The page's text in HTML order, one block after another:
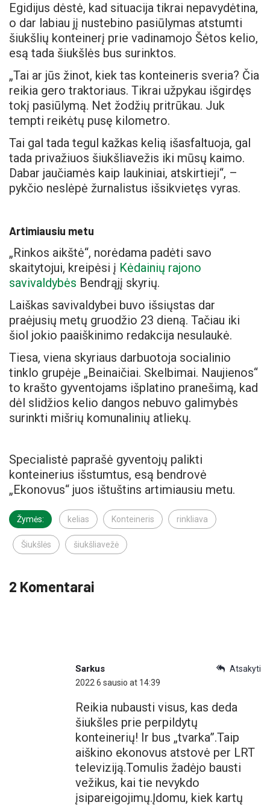
Egidijus dėstė, kad situacija tikrai nepavydėtina,
o dar labiau jį nustebino pasiūlymas atstumti
šiukšlių konteinerį prie vadinamojo Šėtos kelio,
esą tada šiukšlės bus surinktos.
„Tai ar jūs žinot, kiek tas konteineris sveria? Čia
reikia gero traktoriaus. Tikrai užpykau išgirdęs
tokį pasiūlymą. Net žodžių pritrūkau. Juk
tempti reikėtų pusę kilometro.
Tai gal tada tegul kažkas kelią išasfaltuoja, gal
tada privažiuos šiukšliavežis iki mūsų kaimo.
Dabar jaučiamės kaip laukiniai, atskirtieji“, –
pykčio neslėpė žurnalistus išsikvietęs vyras.
Artimiausiu metu
„Rinkos aikštė“, norėdama padėti savo
skaitytojui, kreipėsi į Kėdainių rajono
savivaldybės Bendrąjį skyrių.
Laiškas savivaldybei buvo išsiųstas dar
praėjusių metų gruodžio 23 dieną. Tačiau iki
šiol jokio paaiškinimo redakcija nesulaukė.
Tiesa, viena skyriaus darbuotoja socialinio
tinklo grupėje „Beinaičiai. Skelbimai. Naujienos“
to krašto gyventojams išplatino pranešimą, kad
dėl slidžios kelio dangos nebuvo galimybės
surinkti mišrių komunalinių atliekų.
Specialistė paprašė gyventojų palikti
konteinerius išstumtus, esą bendrovė
„Ekonovus“ juos ištuštins artimiausiu metu.
Žymės: kelias Konteineris rinkliava
Šiukšlės šiukšliavežė
2 Komentarai
Atsakyti
Sarkus
2022 6 sausio at 14:39
Reikia nubausti visus, kas deda
šiukšles prie perpildytų
konteinerių! Ir bus „tvarka”.Taip
aiškino ekonovus atstovė per LRT
televiziją.Tomulis žadėjo bausti
vežikus, kai tie nevykdo
įsipareigojimų.Įdomu, kiek kartų